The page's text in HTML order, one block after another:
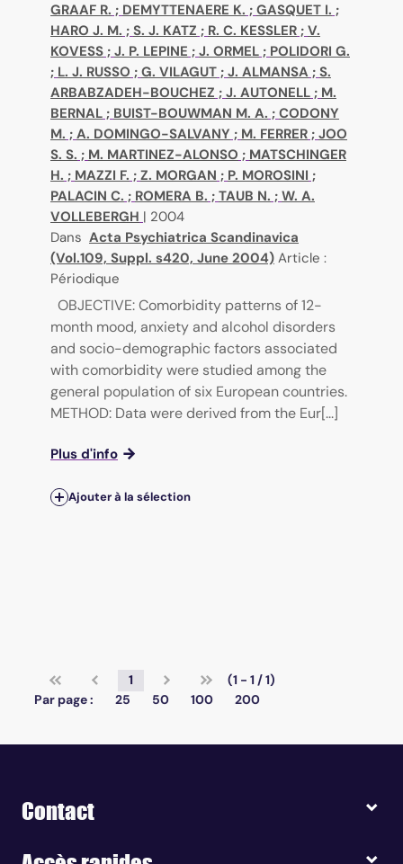
GRAAF R. ; DEMYTTENAERE K. ; GASQUET I. ;
HARO J. M. ; S. J. KATZ ; R. C. KESSLER ; V.
KOVESS ; J. P. LEPINE ; J. ORMEL ; POLIDORI G.
; L. J. RUSSO ; G. VILAGUT ; J. ALMANSA ; S.
ARBABZADEH-BOUCHEZ ; J. AUTONELL ; M.
BERNAL ; BUIST-BOUWMAN M. A. ; CODONY
M. ; A. DOMINGO-SALVANY ; M. FERRER ; JOO
S. S. ; M. MARTINEZ-ALONSO ; MATSCHINGER
H. ; MAZZI F. ; Z. MORGAN ; P. MOROSINI ;
PALACIN C. ; ROMERA B. ; TAUB N. ; W. A.
VOLLEBERGH | 2004
Dans Acta Psychiatrica Scandinavica
(Vol.109, Suppl. s420, June 2004) Article :
Périodique
OBJECTIVE: Comorbidity patterns of 12-
month mood, anxiety and alcohol disorders
and socio-demographic factors associated
with comorbidity were studied among the
general population of six European countries.
METHOD: Data were derived from the Eur[...]
Plus d'info
Ajouter à la sélection
1
(1 - 1 / 1)
Par page :
25 50 100 200
Contact